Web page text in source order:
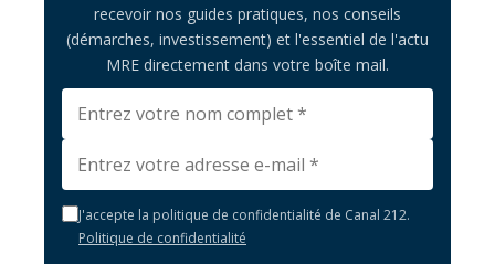
recevoir nos guides pratiques, nos conseils
(démarches, investissement) et l'essentiel de l'actu
MRE directement dans votre boîte mail.
J'accepte la politique de confidentialité de Canal 212.
Politique de confidentialité